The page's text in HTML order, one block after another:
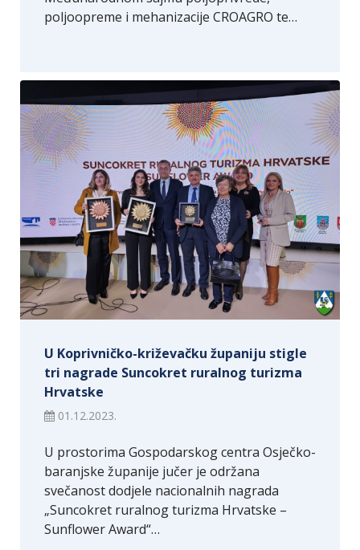
poljoopreme i mehanizacije CROAGRO te…
U Koprivničko-križevačku županiju stigle
tri nagrade Suncokret ruralnog turizma
Hrvatske
01.12.2023.
U prostorima Gospodarskog centra Osječko-
baranjske županije jučer je održana
svečanost dodjele nacionalnih nagrada
„Suncokret ruralnog turizma Hrvatske –
Sunflower Award“…